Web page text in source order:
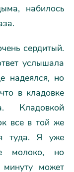
набилось
сердитый.
услышала
надеялся, но
в кладовке
Кладовкой
все в той же
туда. Я уже
молоко, но
может